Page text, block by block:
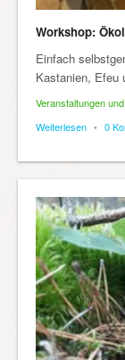
Workshop:
Einfach
Kastanien, Efeu
Veranstaltungen
Weiterlesen • 0